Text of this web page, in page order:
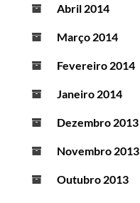
Abril 2014
Março 2014
Fevereiro 2014
Janeiro 2014
Dezembro 2013
Novembro 2013
Outubro 2013